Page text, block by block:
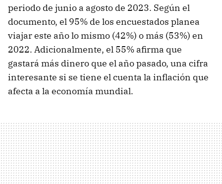
periodo de junio a agosto de 2023. Según el
documento, el 95% de los encuestados planea
viajar este año lo mismo (42%) o más (53%) en
2022. Adicionalmente, el 55% afirma que
gastará más dinero que el año pasado, una cifra
interesante si se tiene el cuenta la inflación que
afecta a la economía mundial.